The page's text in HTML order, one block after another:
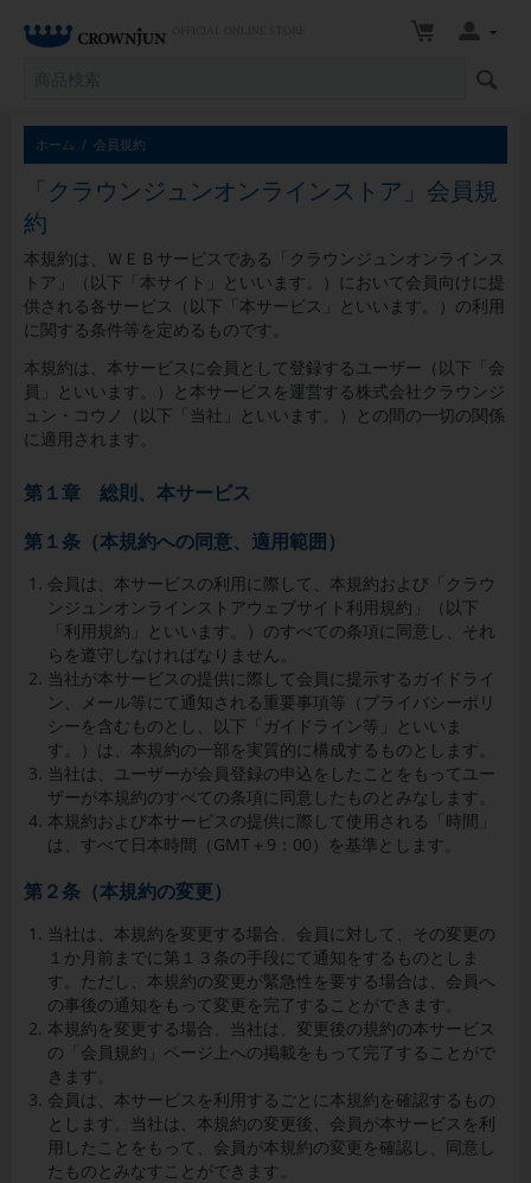
ホーム / 会員規約
「クラウンジュンオンラインストア」会員規
約
本規約は、ＷＥＢサービスである「クラウンジュンオンラインス
トア」（以下「本サイト」といいます。）において会員向けに提
供される各サービス（以下「本サービス」といいます。）の利用
に関する条件等を定めるものです。
本規約は、本サービスに会員として登録するユーザー（以下「会
員」といいます。）と本サービスを運営する株式会社クラウンジ
ュン・コウノ（以下「当社」といいます。）との間の一切の関係
に適用されます。
第１章 総則、本サービス
第１条（本規約への同意、適用範囲）
会員は、本サービスの利用に際して、本規約および「クラウ
ンジュンオンラインストアウェブサイト利用規約」（以下
「利用規約」といいます。）のすべての条項に同意し、それ
らを遵守しなければなりません。
当社が本サービスの提供に際して会員に提示するガイドライ
ン、メール等にて通知される重要事項等（プライバシーポリ
シーを含むものとし、以下「ガイドライン等」といいま
す。）は、本規約の一部を実質的に構成するものとします。
当社は、ユーザーが会員登録の申込をしたことをもってユー
ザーが本規約のすべての条項に同意したものとみなします。
本規約および本サービスの提供に際して使用される「時間」
は、すべて日本時間（ GMT ＋ 9 ： 00 ）を基準とします。
第２条（本規約の変更）
当社は、本規約を変更する場合、会員に対して、その変更の
１か月前までに第１３条の手段にて通知をするものとしま
す。ただし、本規約の変更が緊急性を要する場合は、会員へ
の事後の通知をもって変更を完了することができます。
本規約を変更する場合、当社は、変更後の規約の本サービス
の「会員規約」ページ上への掲載をもって完了することがで
きます。
会員は、本サービスを利用するごとに本規約を確認するもの
とします。当社は、本規約の変更後、会員が本サービスを利
用したことをもって、会員が本規約の変更を確認し、同意し
たものとみなすことができます。